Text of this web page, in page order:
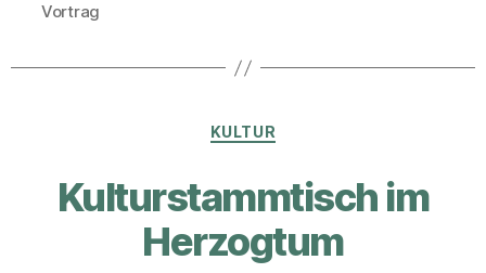
Vortrag
Kategorien
KULTUR
Kulturstammtisch im
Herzogtum